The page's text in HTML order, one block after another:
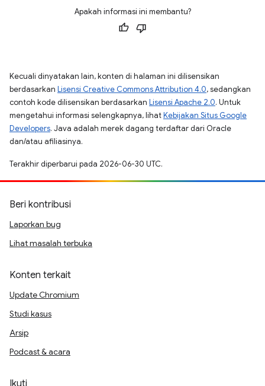
Apakah informasi ini membantu?
Kecuali dinyatakan lain, konten di halaman ini dilisensikan
berdasarkan Lisensi Creative Commons Attribution 4.0, sedangkan
contoh kode dilisensikan berdasarkan Lisensi Apache 2.0. Untuk
mengetahui informasi selengkapnya, lihatKebijakan Situs Google
Developers. Java adalah merek dagang terdaftar dari Oracle
dan/atau afiliasinya.
Terakhir diperbarui pada 2026-06-30 UTC.
Beri kontribusi
Laporkan bug
Lihat masalah terbuka
Konten terkait
Update Chromium
Studi kasus
Arsip
Podcast & acara
Ikuti